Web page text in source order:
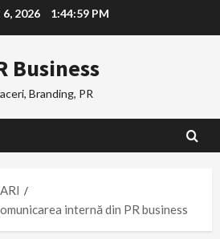
2026 1:45:00 PM
Business
Branding, PR
internă din PR business